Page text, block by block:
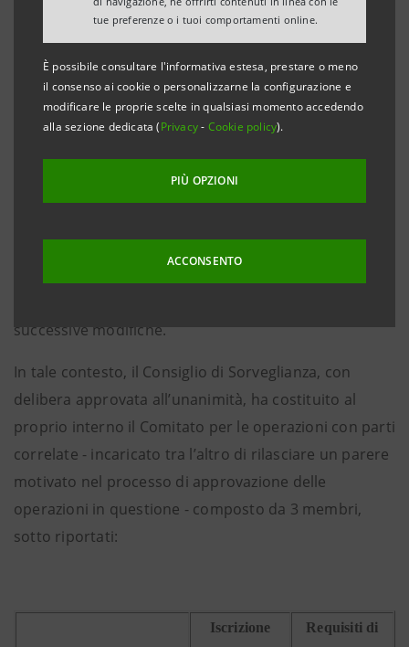
tue preferenze o i tuoi comportamenti online.
È possibile consultare l'informativa estesa, prestare o meno
il consenso ai cookie o personalizzarne la configurazione e
modificare le proprie scelte in qualsiasi momento accedendo
alla sezione dedicata (Privacy- Cookie policy).
PIÙ OPZIONI
ACCONSENTO
sotto la presidenza di Andrea Beltratti e di Giovanni
Bazoli, hanno approvato all’unanimità - secondo le
rispettive competenze e previo unanime parere
favorevole del Comitato per il Controllo costituito
all’interno del Consiglio di Sorveglianza e composto
esclusivamente da membri in possesso dei requisiti
successive modifiche.
In tale contesto, il Consiglio di Sorveglianza, con
delibera approvata all’unanimità, ha costituito al
proprio interno il Comitato per le operazioni con parti
correlate - incaricato tra l’altro di rilasciare un parere
motivato nel processo di approvazione delle
operazioni in questione - composto da 3 membri,
sotto riportati:
Iscrizione
Requisiti di